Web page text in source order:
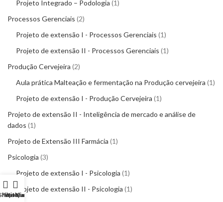
Projeto Integrado – Podologia 1
Processos Gerenciais 2
Projeto de extensão I - Processos Gerenciais 1
Projeto de extensão II - Processos Gerenciais 1
Produção Cervejeira 2
Aula prática Malteação e fermentação na Produção cervejeira 1
Projeto de extensão I - Produção Cervejeira 1
Projeto de extensão II - Inteligência de mercado e análise de
dados 1
Projeto de Extensão III Farmácia 1
Psicologia 3
Projeto de extensão I - Psicologia 1
Projeto de extensão II - Psicologia 1
Filters
Wishlist
Cart
My account